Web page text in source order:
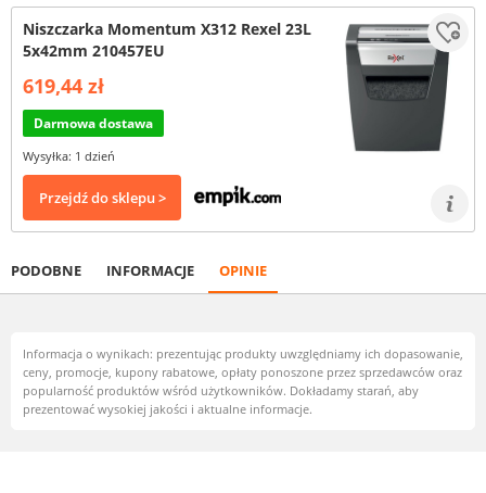
Niszczarka Momentum X312 Rexel 23L
5x42mm 210457EU
619,44 zł
Darmowa dostawa
Wysyłka: 1 dzień
Przejdź do sklepu >
PODOBNE INFORMACJE OPINIE
Informacja o wynikach: prezentując produkty uwzględniamy ich dopasowanie,
ceny, promocje, kupony rabatowe, opłaty ponoszone przez sprzedawców oraz
popularność produktów wśród użytkowników. Dokładamy starań, aby
prezentować wysokiej jakości i aktualne informacje.